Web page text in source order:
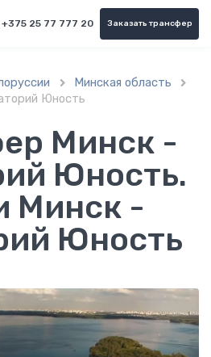
+375 25 77 777 20 Заказать трансфер
 Минская область 
Юность
Минск -
Юность.
Минск -
Юность